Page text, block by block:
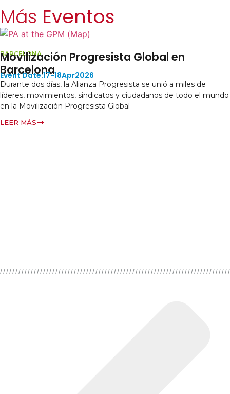
Más Eventos
BARCELONA
Movilización Progresista Global en
Barcelona
17-18Apr2026
Durante dos días, la Alianza Progresista se unió a miles de
líderes, movimientos, sindicatos y ciudadanos de todo el mundo
en la Movilización Progresista Global
LEER MÁS